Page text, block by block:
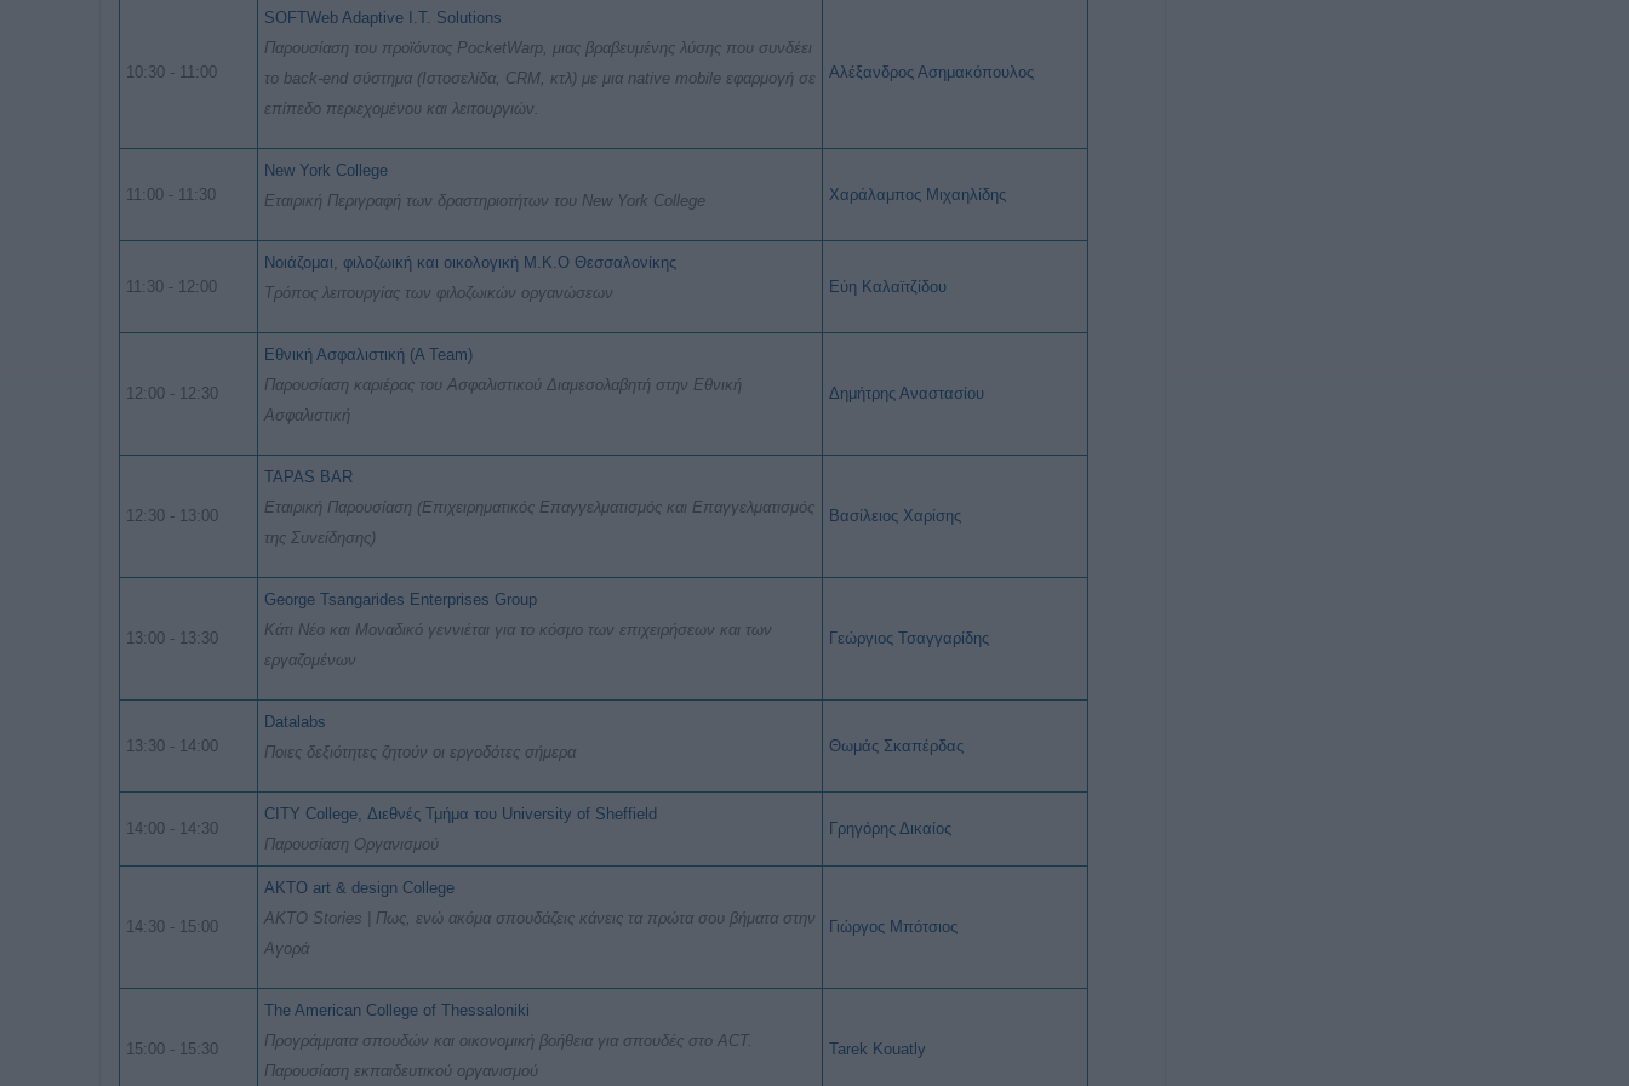
10:30 - 11:00
SOFTWeb Adaptive I.T. Solutions
Παρουσίαση του προϊόντος PocketWarp, μιας βραβευμένης λύσης που συνδέει
το back-end σύστημα (Ιστοσελίδα, CRM, κτλ) με μια native mobile εφαρμογή σε
επίπεδο περιεχομένου και λειτουργιών.
Αλέξανδρος Ασημακόπουλος
11:00 - 11:30
New York College
Εταιρική Περιγραφή των δραστηριοτήτων του New York College
Χαράλαμπος Μιχαηλίδης
11:30 - 12:00
Νοιάζομαι, φιλοζωική και οικολογική Μ.Κ.Ο Θεσσαλονίκης
Τρόπος λειτουργίας των φιλοζωικών οργανώσεων
Εύη Καλαϊτζίδου
12:00 - 12:30
Εθνική Ασφαλιστική (A Team)
Παρουσίαση καριέρας του Ασφαλιστικού Διαμεσολαβητή στην Εθνική
Ασφαλιστική
Δημήτρης Αναστασίου
12:30 - 13:00
TAPAS BAR
Εταιρική Παρουσίαση (Επιχειρηματικός Επαγγελματισμός και Επαγγελματισμός
της Συνείδησης)
Βασίλειος Χαρίσης
13:00 - 13:30
George Tsangarides Enterprises Group
Κάτι Νέο και Μοναδικό γεννιέται για το κόσμο των επιχειρήσεων και των
εργαζομένων
Γεώργιος Τσαγγαρίδης
13:30 - 14:00
Datalabs
Ποιες δεξιότητες ζητούν οι εργοδότες σήμερα
Θωμάς Σκαπέρδας
14:00 - 14:30
CITY College, Διεθνές Τμήμα του University of Sheffield
Παρουσίαση Οργανισμού
Γρηγόρης Δικαίος
14:30 - 15:00
AKTO art & design College
ΑΚΤΟ Stories | Πως, ενώ ακόμα σπουδάζεις κάνεις τα πρώτα σου βήματα στην
Αγορά
Γιώργος Μπότσιος
15:00 - 15:30
The American College of Thessaloniki
Προγράμματα σπουδών και οικονομική βοήθεια για σπουδές στο ACT.
Παρουσίαση εκπαιδευτικού οργανισμού
Tarek Kouatly